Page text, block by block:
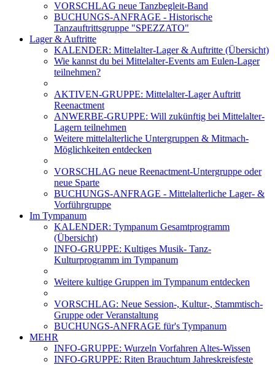
VORSCHLAG neue Tanzbegleit-Band
BUCHUNGS-ANFRAGE - Historische
Tanzauftrittsgruppe "SPEZZATO"
Lager & Auftritte
KALENDER: Mittelalter-Lager & Auftritte (Übersicht)
Wie kannst du bei Mittelalter-Events am Eulen-Lager
teilnehmen?
AKTIVEN-GRUPPE: Mittelalter-Lager Auftritt
Reenactment
ANWERBE-GRUPPE: Will zukünftig bei Mittelalter-
Lagern teilnehmen
Weitere mittelalterliche Untergruppen & Mitmach-
Möglichkeiten entdecken
VORSCHLAG neue Reenactment-Untergruppe oder
neue Sparte
BUCHUNGS-ANFRAGE - Mittelalterliche Lager- &
Vorführgruppe
Im Tympanum
KALENDER: Tympanum Gesamtprogramm
(Übersicht)
INFO-GRUPPE: Kultiges Musik- Tanz-
Kulturprogramm im Tympanum
Weitere kultige Gruppen im Tympanum entdecken
VORSCHLAG: Neue Session-, Kultur-, Stammtisch-
Gruppe oder Veranstaltung
BUCHUNGS-ANFRAGE für's Tympanum
MEHR
INFO-GRUPPE: Wurzeln Vorfahren Altes-Wissen
INFO-GRUPPE: Riten Brauchtum Jahreskreisfeste